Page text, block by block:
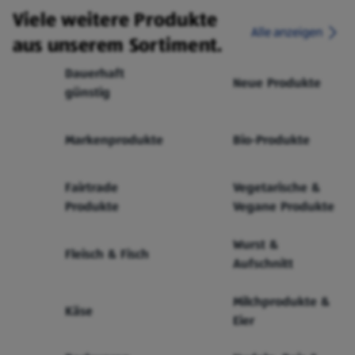
Viele weitere Produkte
aus unserem Sortiment.
Alle anzeigen
Dauerhaft
günstig
Neue Produkte
Markenprodukte Bio-Produkte
Fairtrade
Produkte
Vegetarische &
Vegane Produkte
Fleisch & Fisch
Wurst &
Aufschnitt
Käse
Milchprodukte &
Eier